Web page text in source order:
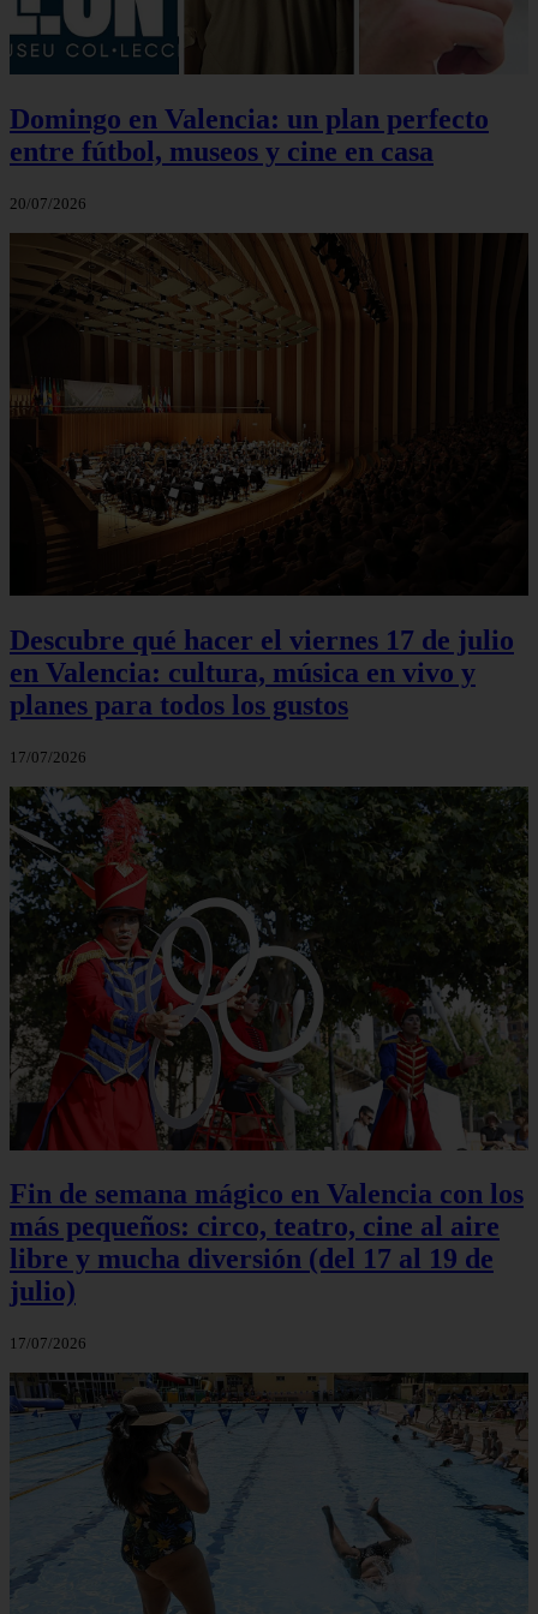
Domingo en Valencia: un plan perfecto
entre fútbol, museos y cine en casa
20/07/2026
Descubre qué hacer el viernes 17 de julio
en Valencia: cultura, música en vivo y
planes para todos los gustos
17/07/2026
Fin de semana mágico en Valencia con los
más pequeños: circo, teatro, cine al aire
libre y mucha diversión (del 17 al 19 de
julio)
17/07/2026